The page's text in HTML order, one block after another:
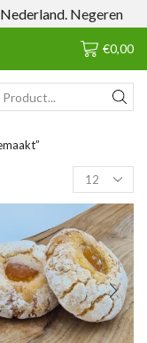
Negeren
€0,00
SEARCH
Products
per
page